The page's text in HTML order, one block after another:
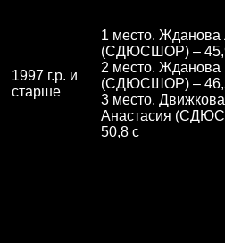
1997 г.р. и
старше
1 место.
(СДЮСШОР) –
2 место. Жданова
(СДЮСШОР) –
3 место. Движкова
Анастасия
50,8 с